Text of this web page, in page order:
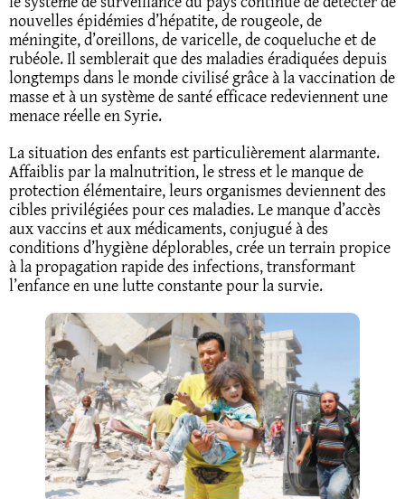
nouvelles épidémies d’hépatite, de rougeole, de
méningite, d’oreillons, de varicelle, de coqueluche et de
rubéole. Il semblerait que des maladies éradiquées depuis
longtemps dans le monde civilisé grâce à la vaccination de
masse et à un système de santé efficace redeviennent une
menace réelle en Syrie.
La situation des enfants est particulièrement alarmante.
Affaiblis par la malnutrition, le stress et le manque de
protection élémentaire, leurs organismes deviennent des
cibles privilégiées pour ces maladies. Le manque d’accès
aux vaccins et aux médicaments, conjugué à des
conditions d’hygiène déplorables, crée un terrain propice
à la propagation rapide des infections, transformant
l’enfance en une lutte constante pour la survie.